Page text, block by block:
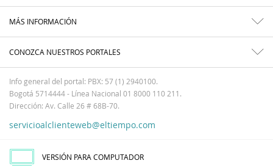
MÁS INFORMACIÓN
CONOZCA NUESTROS PORTALES
Info general del portal: PBX: 57 (1) 2940100.
Bogotá 5714444 - Línea Nacional 01 8000 110 211.
Dirección: Av. Calle 26 # 68B-70.
servicioalclienteweb@eltiempo.com
VERSIÓN PARA COMPUTADOR